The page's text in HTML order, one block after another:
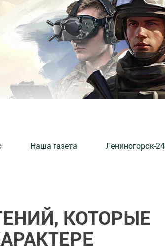
Наша газета Лениногорск-24
КОТОРЫЕ